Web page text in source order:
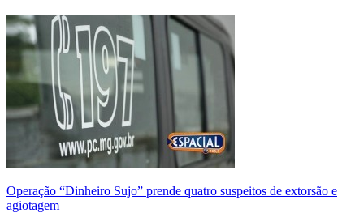
Operação “Dinheiro Sujo” prende quatro suspeitos de extorsão e
agiotagem